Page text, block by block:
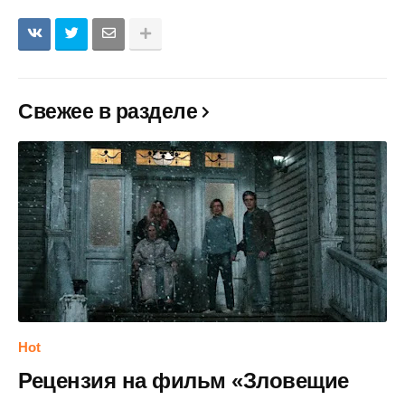
Свежее в разделе
Hot
Рецензия на фильм «Зловещие